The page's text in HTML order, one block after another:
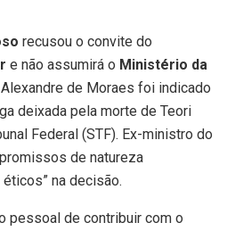
recusou o convite do
e não assumirá o Ministério da
de Moraes foi indicado
deixada pela morte de Teori
Federal (STF). Ex-ministro do
de natureza
na decisão.
pessoal de contribuir com o